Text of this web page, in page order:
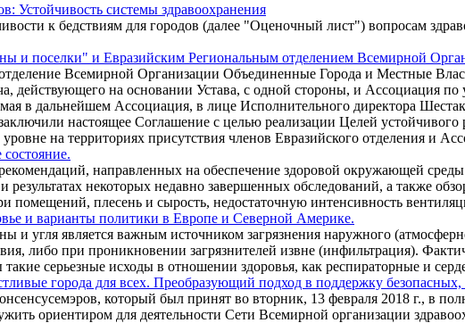
Устойчивость системы здравоохранения
к бедствиям для городов (далее "Оценочный лист") вопросам
и поселки" и Евразийским Региональным отделением Всемирной
Всемирной Организации Объединенные Города и Местные
действующего на основании Устава, с одной стороны, и Ассоциация
в дальнейшем Ассоциация, в лице Исполнительного директора
настоящее Соглашение с целью реализации Целей устойчивого
на территориях присутствия членов Евразийского отделения и
направленных на обеспечение здоровой окружающей
некоторых недавно завершенных обследований, а также
помещений, плесень и сырость, недостаточную интенсивность
и варианты политики в Европе и Северной Америке.
угля является важным источником загрязнения наружного
либо при проникновении загрязнителей извне (инфильтрация).
серьезные исходы в отношении здоровья, как респираторные и
города для всех. Преобразующий подход в поддержку
который был принят во вторник, 13 февраля 2018 г., в
ориентиром для деятельности Сети Всемирной организации